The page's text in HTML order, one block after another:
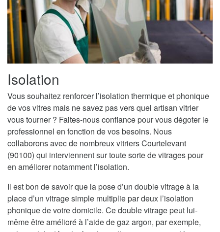
Isolation
Vous souhaitez renforcer l’isolation thermique et phonique
de vos vitres mais ne savez pas vers quel artisan vitrier
vous tourner ? Faites-nous confiance pour vous dégoter le
professionnel en fonction de vos besoins. Nous
collaborons avec de nombreux vitriers Courtelevant
(90100) qui interviennent sur toute sorte de vitrages pour
en améliorer notamment l’isolation.
Il est bon de savoir que la pose d’un double vitrage à la
place d’un vitrage simple multiplie par deux l’isolation
phonique de votre domicile. Ce double vitrage peut lui-
même être amélioré à l’aide de gaz argon, par exemple,